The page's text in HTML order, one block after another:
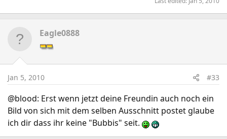
Eagle0888
Jan 5, 2010 #33
@blood: Erst wenn jetzt deine Freundin auch noch ein
Bild von sich mit dem selben Ausschnitt postet glaube
ich dir dass ihr keine "Bubbis" seit.